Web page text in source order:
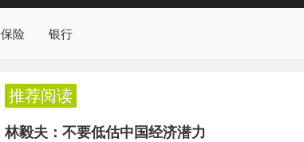
保险 银行
推荐阅读
林毅夫：不要低估中国经济潜力